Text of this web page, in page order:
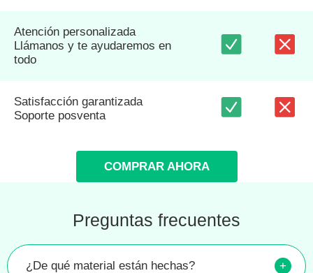
Atención personalizada
Llámanos y te ayudaremos en
todo
Satisfacción garantizada
Soporte posventa
COMPRAR AHORA
Preguntas frecuentes
¿De qué material están hechas? +